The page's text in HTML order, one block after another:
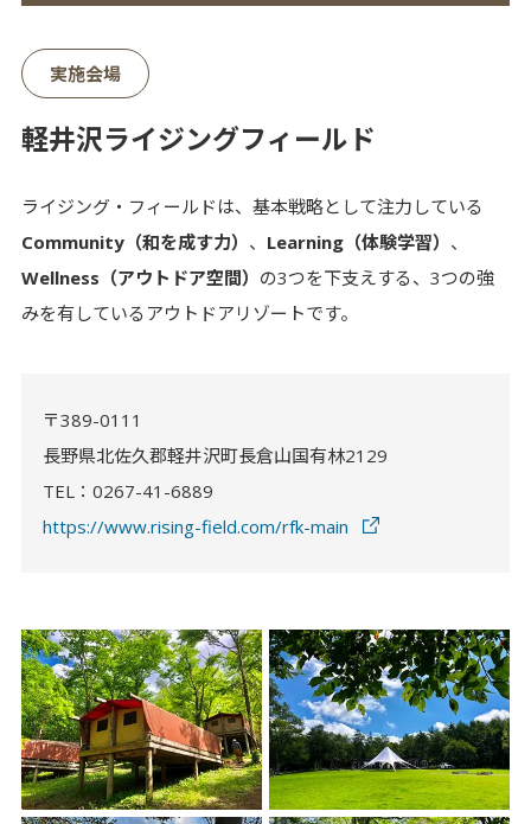
実施会場
軽井沢ライジングフィールド
ライジング・フィールドは、基本戦略として注力している
Community（和を成す力） 、 Learning（体験学習） 、
Wellness（アウトドア空間） の3つを下支えする、3つの強
みを有しているアウトドアリゾートです。
〒389-0111
長野県北佐久郡軽井沢町長倉山国有林2129
TEL：0267-41-6889
https://www.rising-field.com/rfk-main